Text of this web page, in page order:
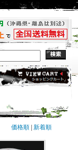
価格順 新着順